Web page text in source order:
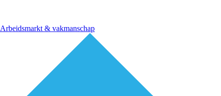
Arbeidsmarkt & vakmanschap